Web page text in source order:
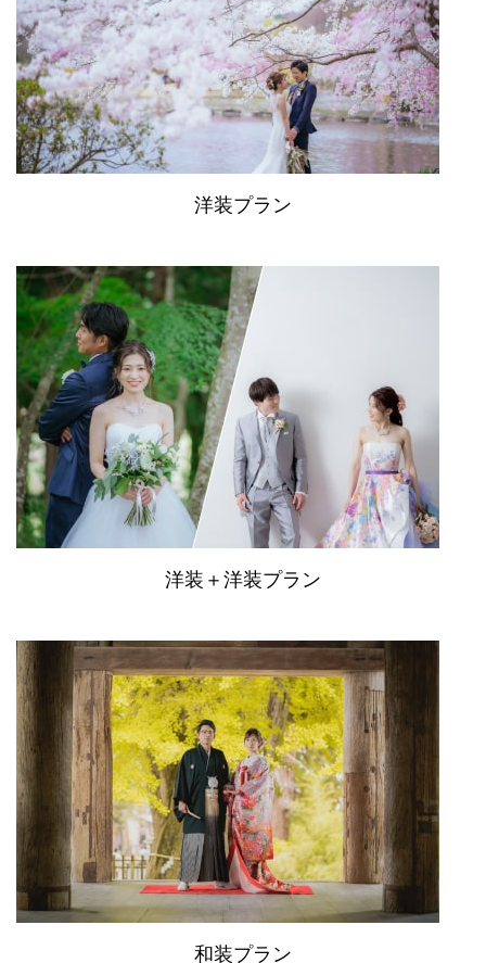
洋装プラン
洋装＋洋装プラン
和装プラン